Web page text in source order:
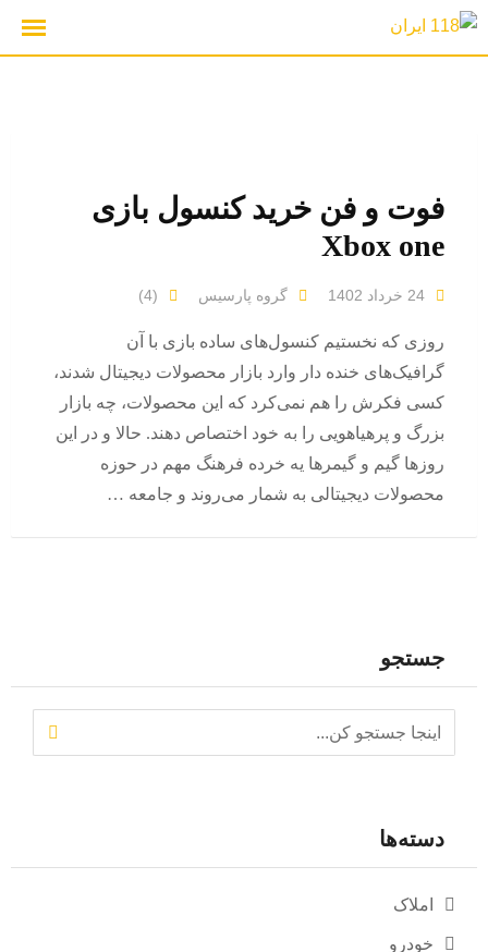
پرش
فوت و فن خرید کنسول بازی
Xbox one
24 خرداد 1402 گروه پارسیس (4)
روزی که نخستیم کنسول‌های ساده بازی با آن
گرافیک‌های خنده دار وارد بازار محصولات دیجیتال شدند،
کسی فکرش را هم نمی‌کرد که این محصولات، چه بازار
بزرگ و پرهیاهویی را به خود اختصاص دهند. حالا و در این
روزها گیم و گیمرها یه خرده فرهنگ مهم در حوزه
محصولات دیجیتالی به شمار می‌روند و جامعه …
جستجو
دسته‌ها
املاک
خودرو